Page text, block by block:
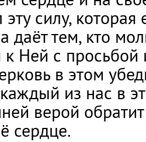
силу,
даёт тем, кто
к Ней с просьбой
в этом
из нас в
верой
сердце.